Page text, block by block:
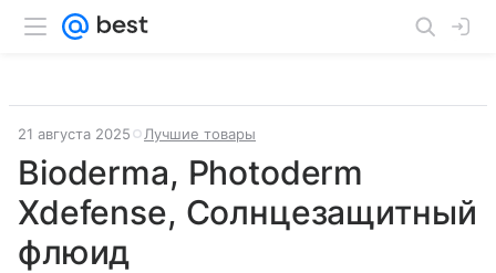
21 августа 2025 Лучшие товары
Bioderma, Photoderm
Xdefense, Солнцезащитный
флюид